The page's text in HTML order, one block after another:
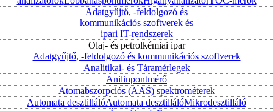
Adatgyűjtő, -feldolgozó és
kommunikációs szoftverek és
ipari IT-rendszerek
Olaj- és petrolkémiai ipar
Adatgyűjtő, -feldolgozó és kommunikációs szoftverek
Analitikai- és Táramérlegek
Anilinpontmérő
Atomabszorpciós (AAS) spektrométerek
Automata desztillálóAutomata desztillálóMikrodesztilláló